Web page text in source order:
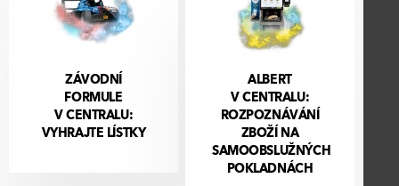
ZÁVODNÍ
FORMULE
V CENTRALU:
VYHRAJTE LÍSTKY
ALBERT
V CENTRALU:
ROZPOZNÁVÁNÍ
ZBOŽÍ NA
SAMOOBSLUŽNÝCH
POKLADNÁCH